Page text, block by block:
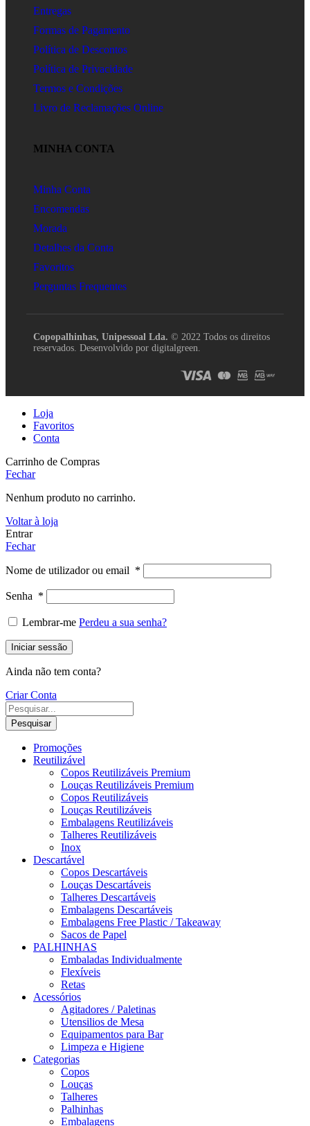
Entregas
Formas de Pagamento
Política de Descontos
Política de Privacidade
Termos e Condições
Livro de Reclamações Online
MINHA CONTA
Minha Conta
Encomendas
Morada
Detalhes da Conta
Favoritos
Perguntas Frequentes
Copopalhinhas, Unipessoal Lda. © 2022 Todos os direitos
reservados. Desenvolvido por digitalgreen.
Loja
Favoritos
Conta
Carrinho de Compras
Fechar
Nenhum produto no carrinho.
Voltar à loja
Entrar
Fechar
Nome de utilizador ou email *
Senha *
Lembrar-me Perdeu a sua senha?
Iniciar sessão
Ainda não tem conta?
Criar Conta
Pesquisar
Promoções
Reutilizável
Copos Reutilizáveis Premium
Louças Reutilizáveis Premium
Copos Reutilizáveis
Louças Reutilizáveis
Embalagens Reutilizáveis
Talheres Reutilizáveis
Inox
Descartável
Copos Descartáveis
Louças Descartáveis
Talheres Descartáveis
Embalagens Descartáveis
Embalagens Free Plastic / Takeaway
Sacos de Papel
PALHINHAS
Embaladas Individualmente
Flexíveis
Retas
Acessórios
Agitadores / Paletinas
Utensilios de Mesa
Equipamentos para Bar
Limpeza e Higiene
Categorias
Copos
Louças
Talheres
Palhinhas
Embalagens